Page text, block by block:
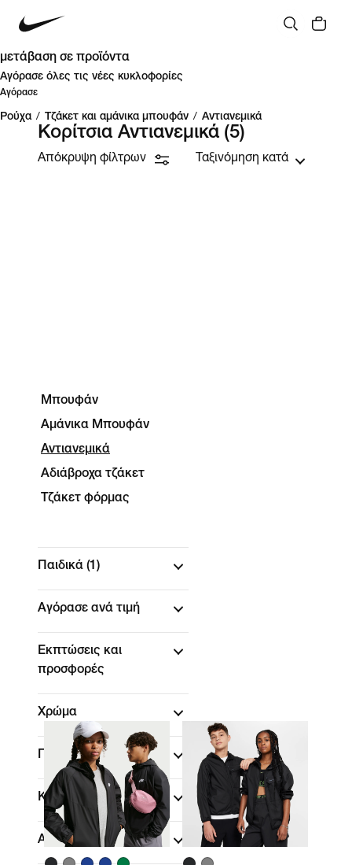
μετάβαση σε προϊόντα
Αγόρασε όλες τις νέες κυκλοφορίες
Αγόρασε
Ρούχα / Τζάκετ και αμάνικα μπουφάν / Αντιανεμικά
Κορίτσια Αντιανεμικά (5)
Απόκρυψη φίλτρων Ταξινόμηση κατά
Μπουφάν
Αμάνικα Μπουφάν
Αντιανεμικά
Αδιάβροχα τζάκετ
Τζάκετ φόρμας
Παιδικά (1)
Αγόρασε ανά τιμή
Εκπτώσεις και
προσφορές
Χρώμα
Παιδική ηλικία
Κλίμακα μεγεθών
Αθλήματα